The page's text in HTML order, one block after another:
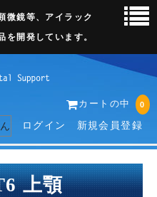
微鏡等、アイラック
を開発しています。
カートの中 0
ログイン 新規会員登録
上顎